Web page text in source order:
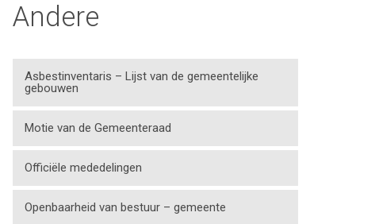
Andere
Asbestinventaris – Lijst van de gemeentelijke
gebouwen
Motie van de Gemeenteraad
Officiële mededelingen
Openbaarheid van bestuur – gemeente